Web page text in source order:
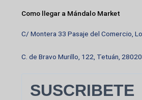
Como llegar a Mándalo Market
C/ Montera 33 Pasaje del Comercio,
C. de Bravo Murillo, 122, Tetuán,
SUSCRIBETE